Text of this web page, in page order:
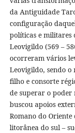
da Antiguidade
configuração
políticas e militares
Leovigildo (569 –
ocorreram vários
Leovigildo, sendo
filho e consorte
de superar o
buscou apoios
Romano do
litorânea do sul –